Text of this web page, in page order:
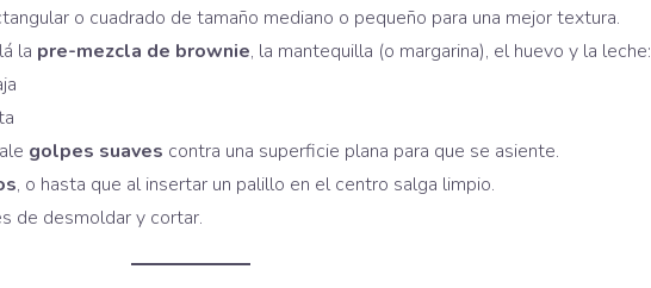
o cuadrado de tamaño mediano o pequeño para una mejor textura.
la pre-mezcla de brownie, la mantequilla (o margarina), el huevo y la leche:
golpes suaves contra una superficie plana para que se asiente.
, o hasta que al insertar un palillo en el centro salga limpio.
de desmoldar y cortar.